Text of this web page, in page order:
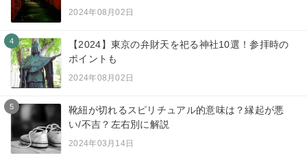
2024年08月02日
4
【2024】東京の弁財天を祀る神社10選！参拝時の
ポイントも
2024年08月02日
5
靴紐が切れるスピリチュアル的意味は？縁起が悪
い/不吉？左右別に解説
2024年03月14日